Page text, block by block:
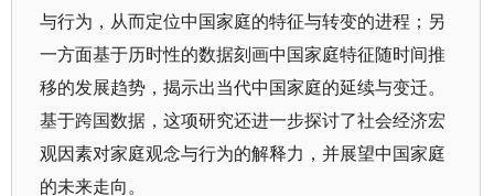
与行为，从而定位中国家庭的特征与转变的进程；另
一方面基于历时性的数据刻画中国家庭特征随时间推
移的发展趋势，揭示出当代中国家庭的延续与变迁。
基于跨国数据，这项研究还进一步探讨了社会经济宏
观因素对家庭观念与行为的解释力，并展望中国家庭
的未来走向。